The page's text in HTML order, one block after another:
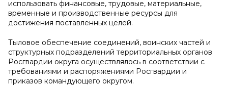
использовать финансовые, трудовые, материальные,
временные и производственные ресурсы для
достижения поставленных целей.
Тыловое обеспечение соединений, воинских частей и
структурных подразделений территориальных органов
Росгвардии округа осуществлялось в соответствии с
требованиями и распоряжениями Росгвардии и
приказов командующего округом.